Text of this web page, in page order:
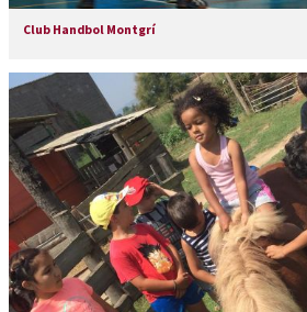
Club Handbol Montgrí